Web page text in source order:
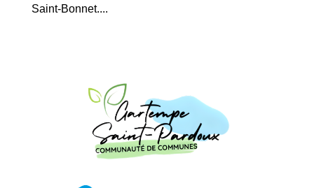
Saint-Bonnet....